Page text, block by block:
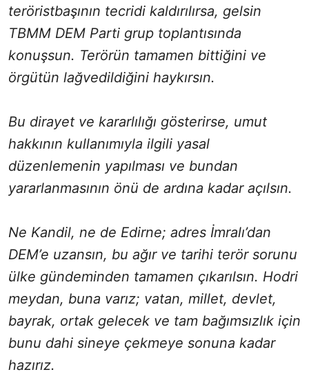
teröristbaşının tecridi kaldırılırsa, gelsin
TBMM DEM Parti grup toplantısında
konuşsun. Terörün tamamen bittiğini ve
örgütün lağvedildiğini haykırsın.
Bu dirayet ve kararlılığı gösterirse, umut
hakkının kullanımıyla ilgili yasal
düzenlemenin yapılması ve bundan
yararlanmasının önü de ardına kadar açılsın.
Ne Kandil, ne de Edirne; adres İmralı’dan
DEM’e uzansın, bu ağır ve tarihi terör sorunu
ülke gündeminden tamamen çıkarılsın. Hodri
meydan, buna varız; vatan, millet, devlet,
bayrak, ortak gelecek ve tam bağımsızlık için
bunu dahi sineye çekmeye sonuna kadar
hazırız.